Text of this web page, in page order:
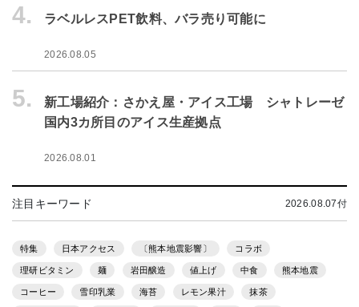
4. ラベルレスPET飲料、バラ売り可能に
2026.08.05
5.
新工場紹介：さかえ屋・アイス工場 シャトレーゼ
国内3カ所目のアイス生産拠点
2026.08.01
注目キーワード 2026.08.07付
特集 日本アクセス 〔熊本地震影響〕 コラボ
理研ビタミン 麺 岩田醸造 値上げ 中食 熊本地震
コーヒー 雪印乳業 海苔 レモン果汁 抹茶